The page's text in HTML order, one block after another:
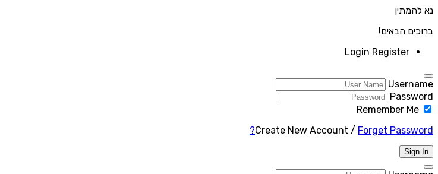
נא להמתין
ברוכים הבאים!
Login Register
Username
Password
Remember Me
Create New Account / Forget Password?
Sign In